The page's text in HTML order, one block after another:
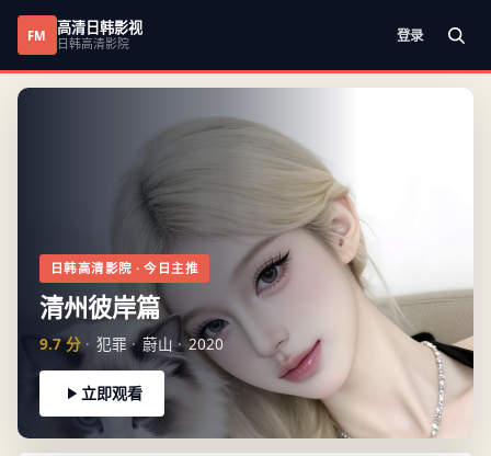
FM 高清日韩影视
日韩高清影院 登录
日韩高清影院 · 今日主推
清州彼岸篇
9.7分 犯罪 蔚山 2020
立即观看